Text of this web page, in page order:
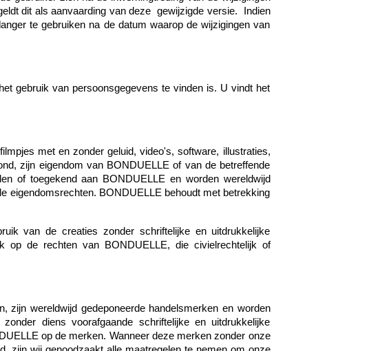
dit als aanvaarding van deze gewijzigde versie. Indien
te gebruiken na de datum waarop de wijzigingen van
gebruik van persoonsgegevens te vinden is. U vindt het
met en zonder geluid, video's, software, illustraties,
zijn eigendom van BONDUELLE of van de betreffende
of toegekend aan BONDUELLE en worden wereldwijd
eigendomsrechten. BONDUELLE behoudt met betrekking
van de creaties zonder schriftelijke en uitdrukkelijke
op de rechten van BONDUELLE, die civielrechtelijk of
zijn wereldwijd gedeponeerde handelsmerken en worden
diens voorafgaande schriftelijke en uitdrukkelijke
op de merken. Wanneer deze merken zonder onze